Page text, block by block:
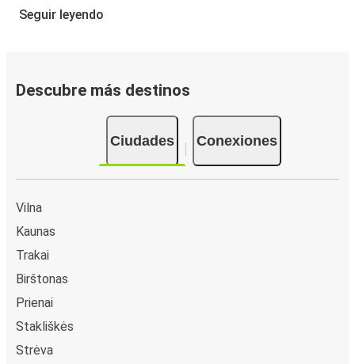
Reservar un boleto con FlixBus es muy sencillo: en este
diferentes formas de pago seguras online, como tarjeta
posible pagar en efectivo a bordo o en un punto de venta.
Seguir leyendo
Descubre más destinos
Ciudades Conexiones
Vilna
Kaunas
Trakai
Birštonas
Prienai
Stakliškės
Strėva